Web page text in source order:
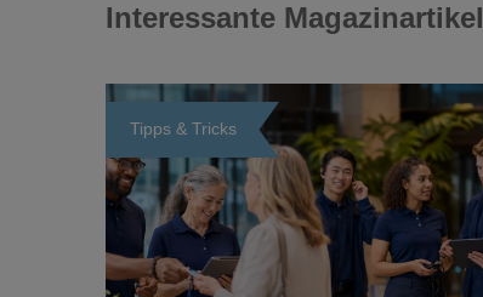
Interessante Magazinartikel
Tipps & Tricks
Loading...